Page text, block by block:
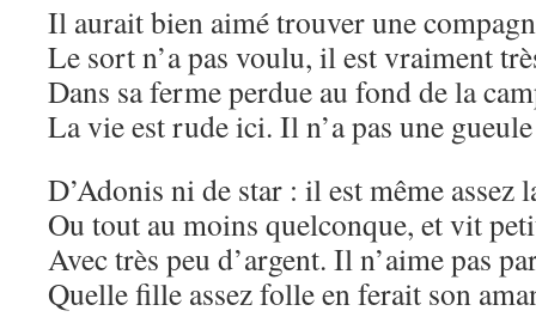
Il aurait bien aimé trouver une
Le sort n’a pas voulu, il est vraiment
Dans sa ferme perdue au fond de la
La vie est rude ici. Il n’a pas une gueule
D’Adonis ni de star : il est même assez
Ou tout au moins quelconque, et vit
Avec très peu d’argent. Il n’aime pas
Quelle fille assez folle en ferait son